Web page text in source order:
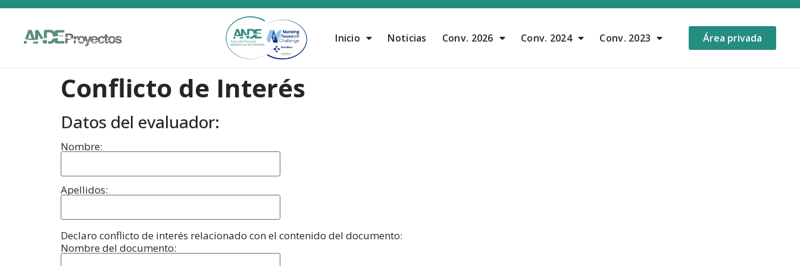
Inicio Noticias Conv. 2026 Conv. 2024 Conv. 2023 Área privada
Conflicto de Interés
Datos del evaluador:
Nombre:
Apellidos:
Declaro conflicto de interés relacionado con el contenido del documento:
Nombre del documento: